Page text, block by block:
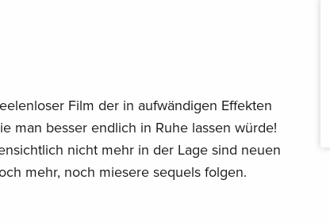
Film der in aufwändigen Effekten
man besser endlich in Ruhe lassen würde!
nicht mehr in der Lage sind neuen
mehr, noch miesere sequels folgen.